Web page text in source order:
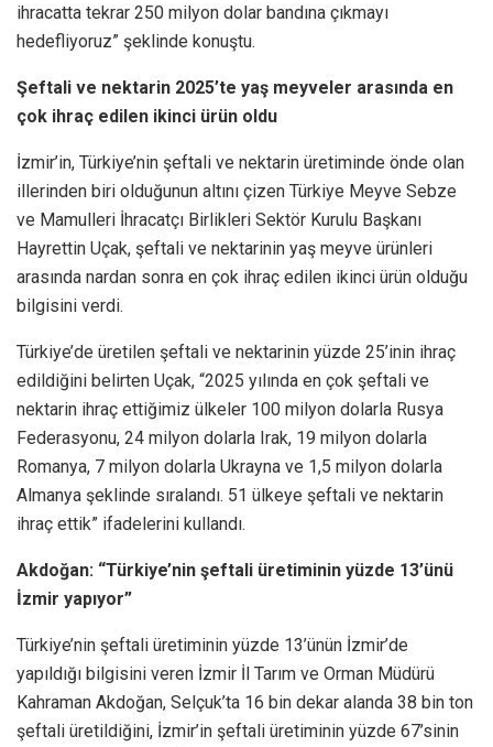
ihracatta tekrar 250 milyon dolar bandına çıkmayı
hedefliyoruz” şeklinde konuştu.
Şeftali ve nektarin 2025’te yaş meyveler arasında en
çok ihraç edilen ikinci ürün oldu
İzmir’in, Türkiye’nin şeftali ve nektarin üretiminde önde olan
illerinden biri olduğunun altını çizen Türkiye Meyve Sebze
ve Mamulleri İhracatçı Birlikleri Sektör Kurulu Başkanı
Hayrettin Uçak, şeftali ve nektarinin yaş meyve ürünleri
arasında nardan sonra en çok ihraç edilen ikinci ürün olduğu
bilgisini verdi.
Türkiye’de üretilen şeftali ve nektarinin yüzde 25’inin ihraç
edildiğini belirten Uçak, “2025 yılında en çok şeftali ve
nektarin ihraç ettiğimiz ülkeler 100 milyon dolarla Rusya
Federasyonu, 24 milyon dolarla Irak, 19 milyon dolarla
Romanya, 7 milyon dolarla Ukrayna ve 1,5 milyon dolarla
Almanya şeklinde sıralandı. 51 ülkeye şeftali ve nektarin
ihraç ettik” ifadelerini kullandı.
Akdoğan: “Türkiye’nin şeftali üretiminin yüzde 13’ünü
İzmir yapıyor”
Türkiye’nin şeftali üretiminin yüzde 13’ünün İzmir’de
yapıldığı bilgisini veren İzmir İl Tarım ve Orman Müdürü
Kahraman Akdoğan, Selçuk’ta 16 bin dekar alanda 38 bin ton
şeftali üretildiğini, İzmir’in şeftali üretiminin yüzde 67’sinin